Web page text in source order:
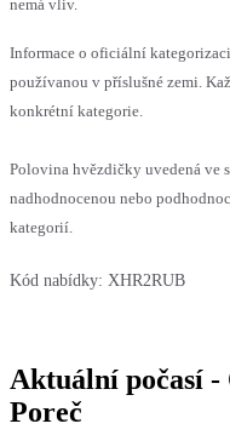
nemá vliv.
Informace o oficiální
používanou v příslušné zemi.
konkrétní kategorie.
Polovina hvězdičky uvedená ve
nadhodnocenou nebo
kategorií.
Kód nabídky: XHR2RUB
Aktuální počasí
Poreč